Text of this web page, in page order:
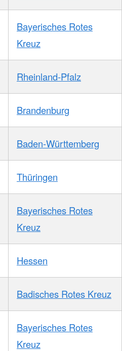
Bayerisches Rotes
Kreuz
Rheinland-Pfalz
Brandenburg
Baden-Württemberg
Thüringen
Bayerisches Rotes
Kreuz
Hessen
Badisches Rotes Kreuz
Bayerisches Rotes
Kreuz